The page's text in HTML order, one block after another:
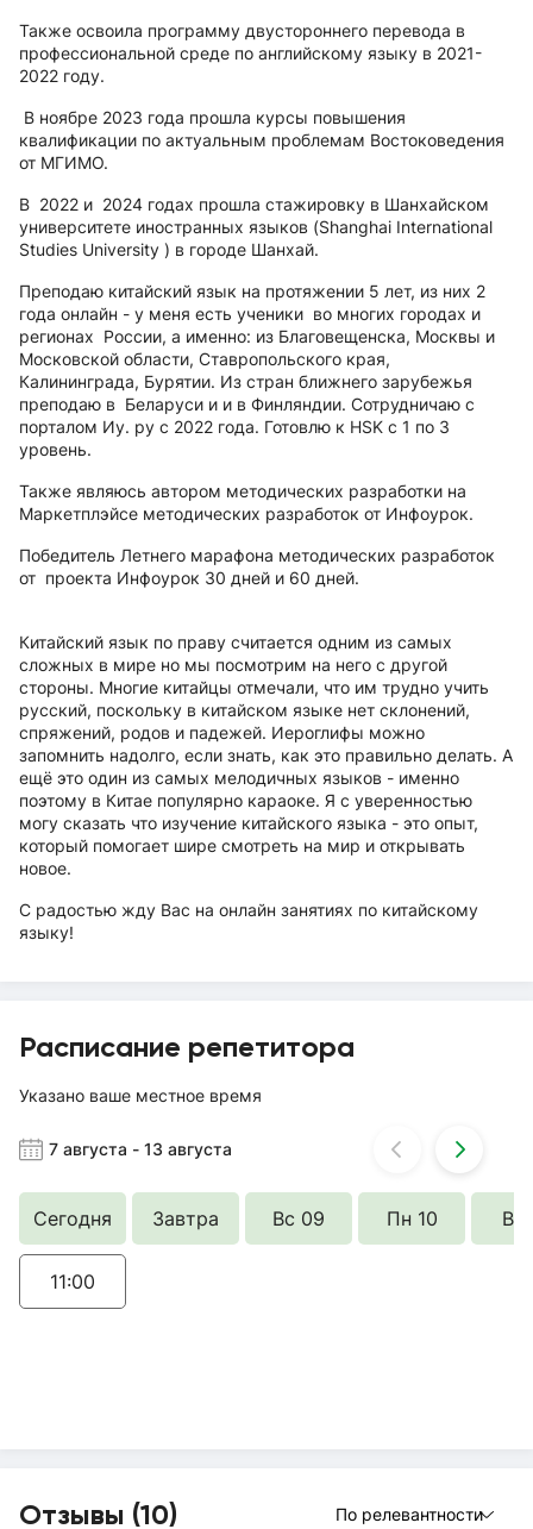
Также освоила программу двустороннего перевода в
профессиональной среде по английскому языку в 2021-
2022 году.
В ноябре 2023 года прошла курсы повышения
квалификации по актуальным проблемам Востоковедения
от МГИМО.
В 2022 и 2024 годах прошла стажировку в Шанхайском
университете иностранных языков (Shanghai International
Studies University ) в городе Шанхай.
Преподаю китайский язык на протяжении 5 лет, из них 2
года онлайн - у меня есть ученики во многих городах и
регионах России, а именно: из Благовещенска, Москвы и
Московской области, Ставропольского края,
Калининграда, Бурятии. Из стран ближнего зарубежья
преподаю в Беларуси и и в Финляндии. Сотрудничаю с
порталом Иу. ру с 2022 года. Готовлю к HSK с 1 по 3
уровень.
Также являюсь автором методических разработки на
Маркетплэйсе методических разработок от Инфоурок.
Победитель Летнего марафона методических разработок
от проекта Инфоурок 30 дней и 60 дней.
Китайский язык по праву считается одним из самых
сложных в мире но мы посмотрим на него с другой
стороны. Многие китайцы отмечали, что им трудно учить
русский, поскольку в китайском языке нет склонений,
спряжений, родов и падежей. Иероглифы можно
запомнить надолго, если знать, как это правильно делать. А
ещё это один из самых мелодичных языков - именно
поэтому в Китае популярно караоке. Я с уверенностью
могу сказать что изучение китайского языка - это опыт,
который помогает шире смотреть на мир и открывать
новое.
С радостью жду Вас на онлайн занятиях по китайскому
языку!
Расписание репетитора
Указано ваше местное время
7 августа - 13 августа
Сегодня Завтра Вс 09 Пн 10 Вт
11:00
Отзывы (10) По релевантности